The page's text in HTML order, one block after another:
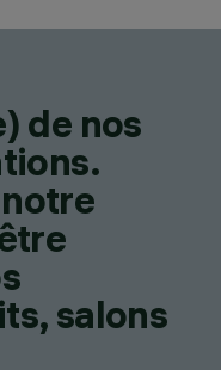
de nos
salons